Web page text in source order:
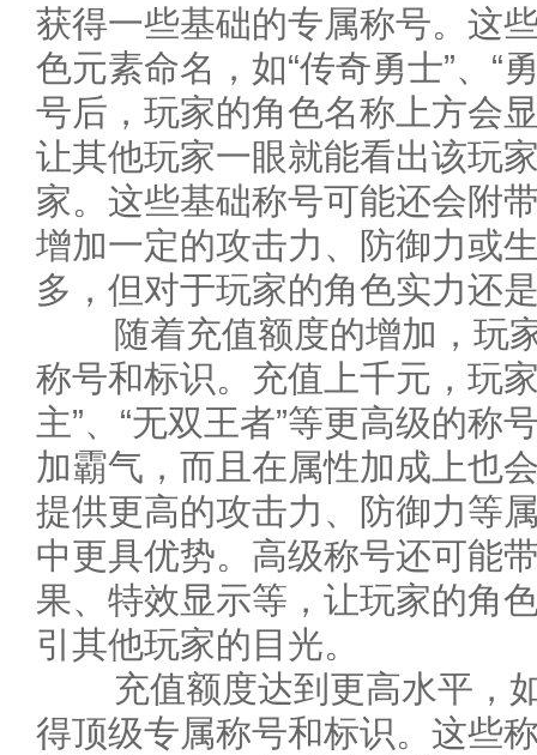
获得一些基础的专属称号。这
色元素命名，如“传奇勇士”、“
号后，玩家的角色名称上方会
让其他玩家一眼就能看出该玩
家。这些基础称号可能还会附
增加一定的攻击力、防御力或
多，但对于玩家的角色实力还
随着充值额度的增加，玩
称号和标识。充值上千元，玩
主”、“无双王者”等更高级的称
加霸气，而且在属性加成上也
提供更高的攻击力、防御力等
中更具优势。高级称号还可能
果、特效显示等，让玩家的角
引其他玩家的目光。
充值额度达到更高水平，
得顶级专属称号和标识。这些